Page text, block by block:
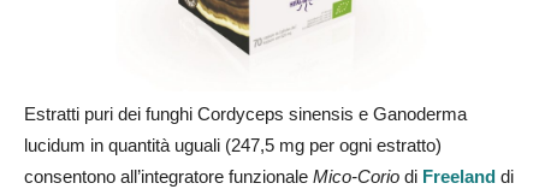
Estratti puri dei funghi Cordyceps sinensis e Ganoderma
lucidum in quantità uguali (247,5 mg per ogni estratto)
consentono all’integratore funzionale Mico-Corio di Freeland di